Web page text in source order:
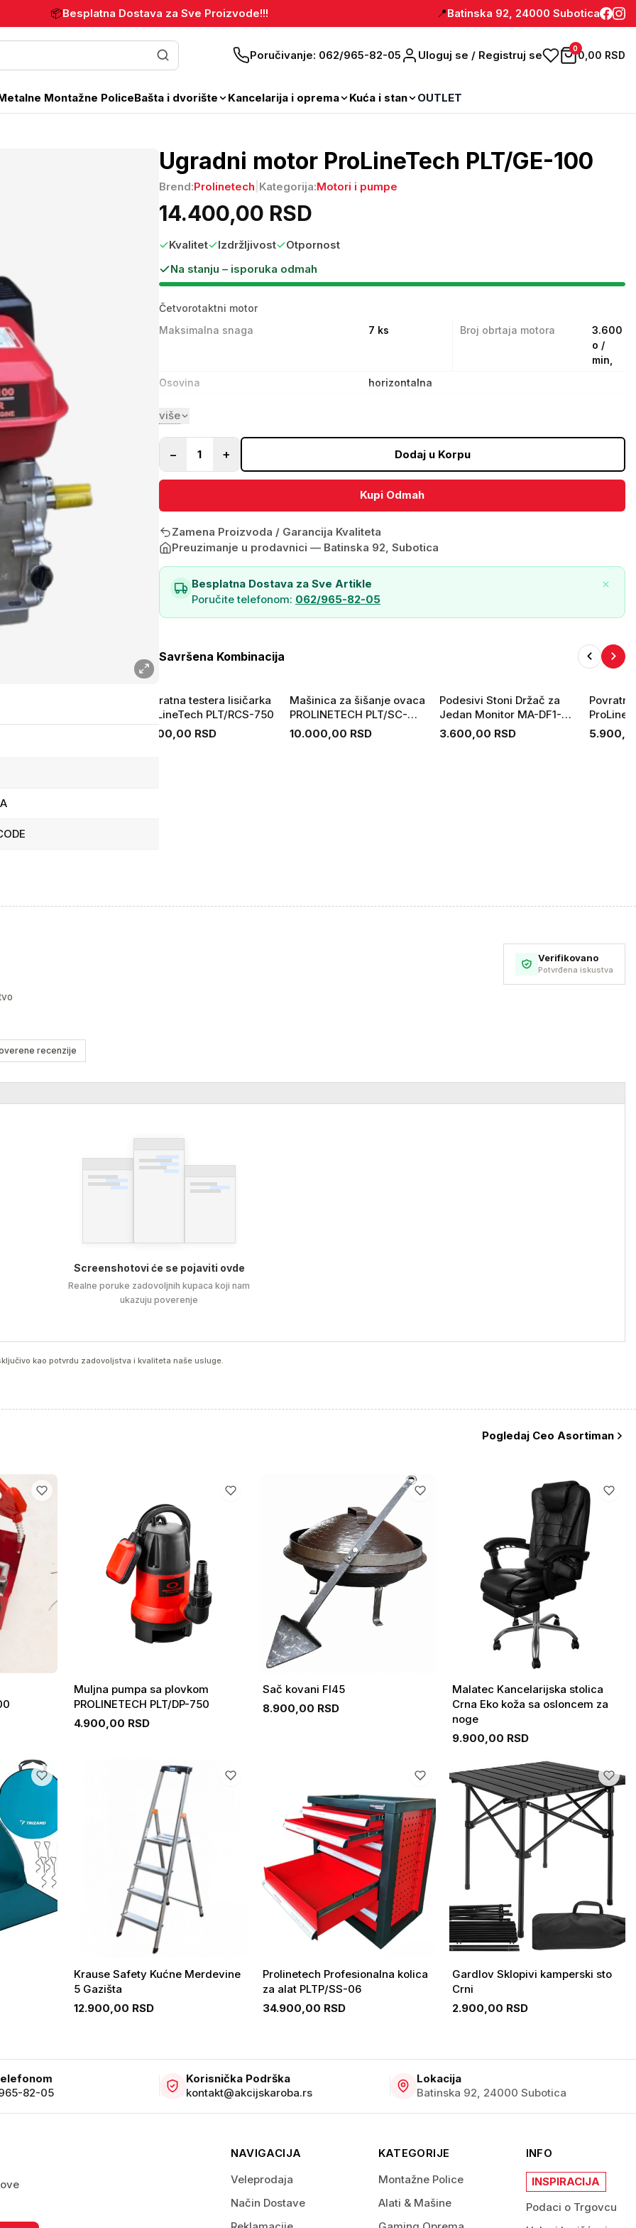
📦Besplatna Dostava za Sve Proizvode!!! 📍Batinska 92, 24000 Subotica
Poručivanje: 062/965-82-05 Uloguj se / Registruj se 0
0,00 RSD
Montažne PoliceBašta i dvorište Kancelarija i oprema Kuća i stan OUTLET
Ugradni motor ProLineTech PLT/GE-100
Brend:Prolinetech Kategorija:Motori i pumpe
14.400,00 RSD
Kvalitet Izdržljivost
Otpornost
Na stanju – isporuka odmah
Četvorotaktni motor
Maksimalna snaga
7 ks Broj obrtaja motora
3.600
o /
min,
Osovina
horizontalna
više
− 1 + Dodaj u Korpu
Kupi Odmah
Zamena Proizvoda / Garancija Kvaliteta
Preuzimanje u prodavnici — Batinska 92, Subotica
Besplatna Dostava za Sve Artikle
Poručite telefonom: 062/965-82-05
Savršena Kombinacija
Povratna testera lisičarka
ProLineTech PLT/RCS-750
5.900,00 RSD
Mašinica za šišanje ovaca
PROLINETECH PLT/SC-
350
10.000,00 RSD
Podesivi Stoni Držač za
Jedan Monitor MA-DF1-01
Gembird
3.600,00 RSD
Verifikovano
Potvrđena iskustva
recenzije
Screenshotovi će se pojaviti ovde
Realne poruke zadovoljnih kupaca koji nam
ukazuju poverenje
kao potvrdu zadovoljstva i kvaliteta naše usluge.
Pogledaj Ceo Asortiman
Muljna pumpa sa plovkom
PROLINETECH PLT/DP-750
4.900,00 RSD
Sač kovani FI45
8.900,00 RSD
Malatec Kancelarijska stolica
Crna Eko koža sa osloncem za
noge
9.900,00 RSD
Krause Safety Kućne Merdevine
5 Gazišta
12.900,00 RSD
Prolinetech Profesionalna kolica
za alat PLTP/SS-06
34.900,00 RSD
Gardlov Sklopivi kamperski sto
Crni
2.900,00 RSD
82-05
Korisnička Podrška
kontakt@akcijskaroba.rs
Lokacija
Batinska 92, 24000 Subotica
NAVIGACIJA
Veleprodaja
Način Dostave
KATEGORIJE
Montažne Police
Alati & Mašine
INFO
INSPIRACIJA
Podaci o Trgovcu